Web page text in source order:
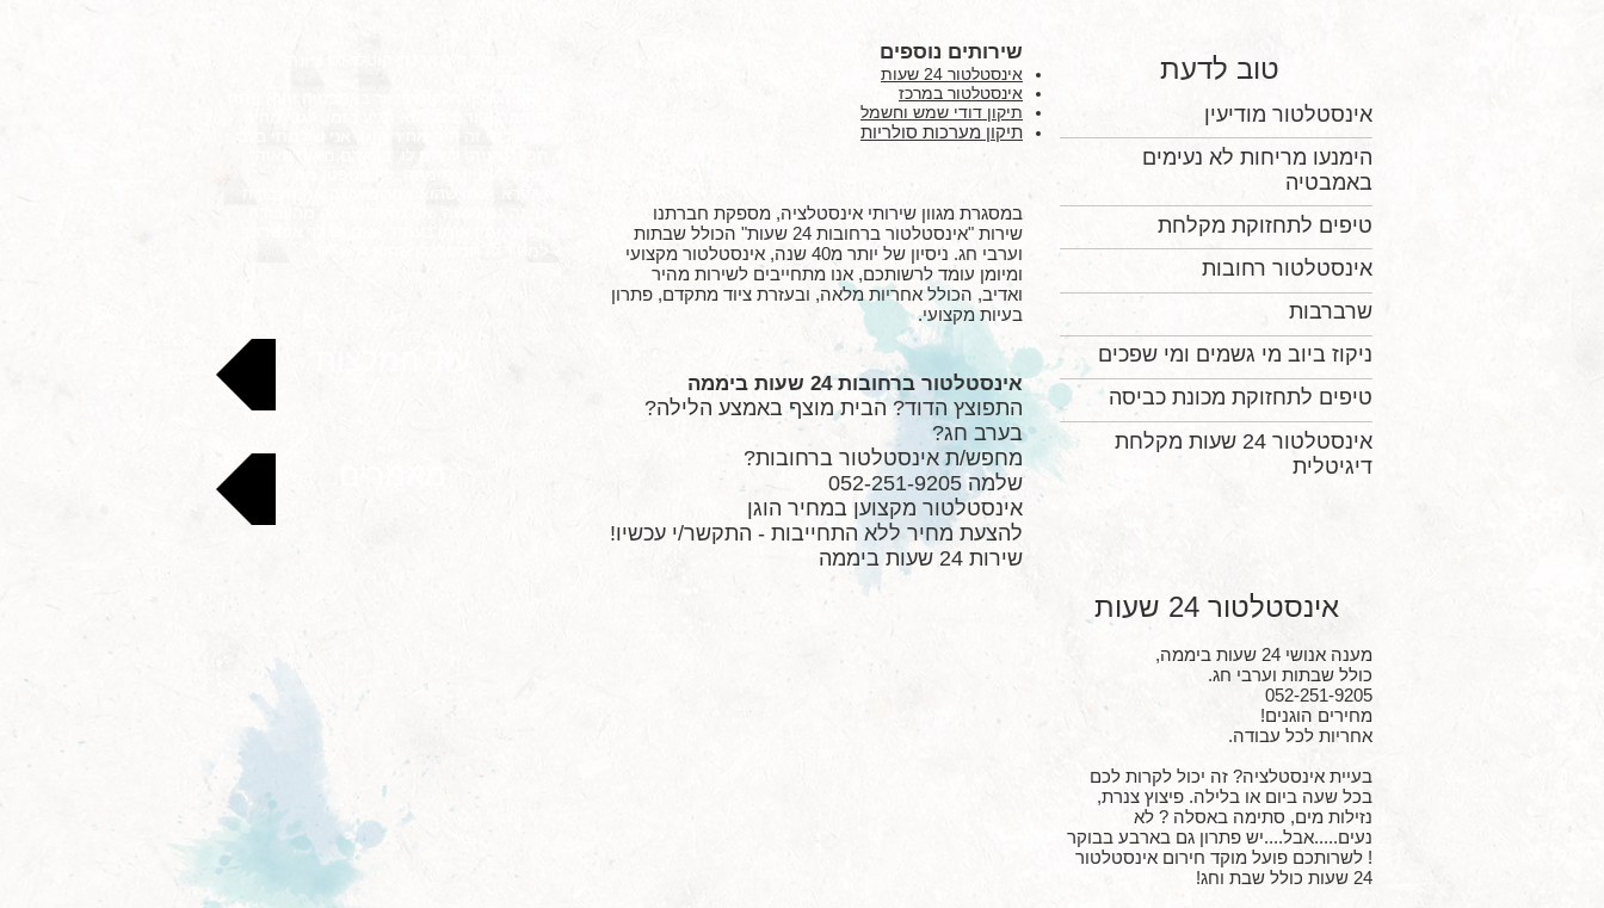
שירותים נוספים
אינסטלטור 24 שעות
אינסטלטור במרכז
תיקון דודי שמש וחשמל
תיקון מערכות סולריות
במסגרת מגוון שירותי אינסטלציה, מספקת חברתנו
שירות "אינסטלטור ברחובות 24 שעות" הכולל שבתות
וערבי חג. ניסיון של יותר מ40 שנה, אינסטלטור מקצועי
ומיומן עומד לרשותכם, אנו מתחייבים לשירות מהיר
ואדיב, הכולל אחריות מלאה, ובעזרת ציוד מתקדם, פתרון
בעיות מקצועי.
אינסטלטור ברחובות 24 שעות ביממה
התפוצץ הדוד? הבית מוצף באמצע הלילה?
בערב חג?
מחפש/ת אינסטלטור ברחובות?
שלמה 052-251-9205
אינסטלטור מקצוען במחיר הוגן
להצעת מחיר ללא התחייבות - התקשר/י עכשיו!
שירות 24 שעות ביממה
טוב לדעת
אינסטלטור מודיעין
הימנעו מריחות לא נעימים
באמבטיה
טיפים לתחזוקת מקלחת
אינסטלטור רחובות
שרברבות
ניקוז ביוב מי גשמים ומי שפכים
טיפים לתחזוקת מכונת כביסה
אינסטלטור 24 שעות מקלחת
דיגיטלית
אינסטלטור 24 שעות
מענה אנושי 24 שעות ביממה,
כולל שבתות וערבי חג.
052-251-9205
מחירים הוגנים!
אחריות לכל עבודה.
בעיית אינסטלציה? זה יכול לקרות לכם
בכל שעה ביום או בלילה. פיצוץ צנרת,
נזילות מים, סתימה באסלה ? לא
נעים.....אבל....יש פתרון גם בארבע בבוקר
! לשרותכם פועל מוקד חירום אינסטלטור
24 שעות כולל שבת וחג!
חפץ, נהניתי לשלם לו, בן אדם מאוד מאוד
שנקרא...כמו שהוא אמר שיעשה את העבודה